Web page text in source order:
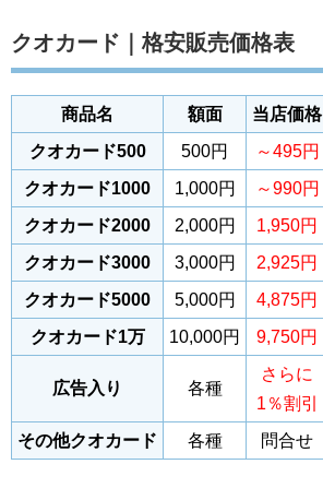
クオカード｜格安販売価格表
商品名 額面 当店価格
クオカード500
500円 ～495円
クオカード1000
1,000円 ～990円
クオカード2000
2,000円 1,950円
クオカード3000
3,000円 2,925円
クオカード5000
5,000円 4,875円
クオカード1万
10,000円 9,750円
広告入り 各種
さらに
1％割引
その他クオカード
各種 問合せ